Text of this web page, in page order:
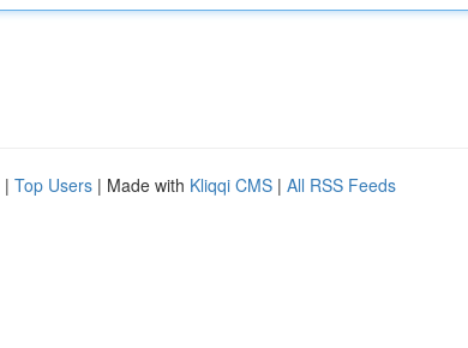
| Top Users | Made with Kliqqi CMS | All RSS Feeds